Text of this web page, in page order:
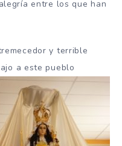
entre los que han
y terrible
a este pueblo